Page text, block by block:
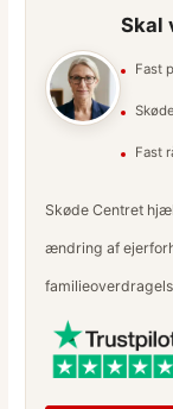
Skal
Fast
Fast
Skøde Centret
ændring af